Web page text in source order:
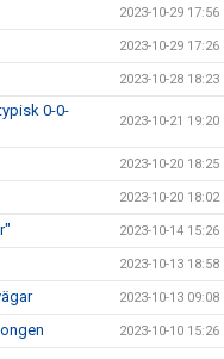
2023-10-29 17:56
2023-10-29 17:26
2023-10-28 18:23
0-0-
2023-10-21 19:20
2023-10-20 18:25
2023-10-20 18:02
2023-10-14 15:26
2023-10-13 18:58
2023-10-13 09:08
2023-10-10 15:26